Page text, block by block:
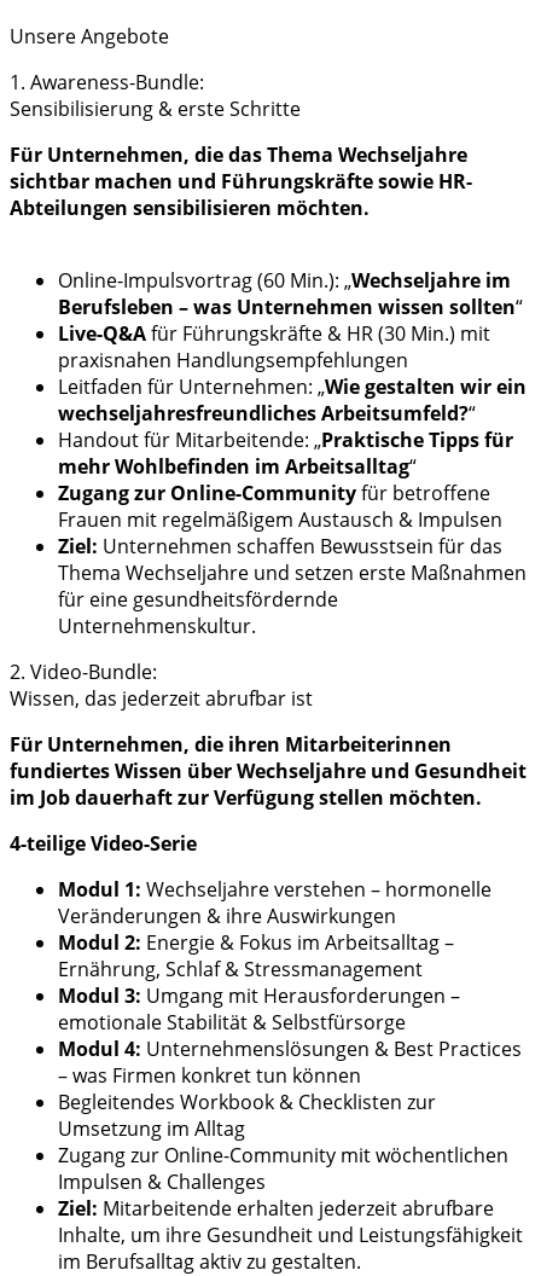
Unsere Angebote
1. Awareness-Bundle:
Sensibilisierung & erste Schritte
Für Unternehmen, die das Thema Wechseljahre
sichtbar machen und Führungskräfte sowie HR-
Abteilungen sensibilisieren möchten.
Online-Impulsvortrag (60 Min.): „Wechseljahre im
Berufsleben – was Unternehmen wissen sollten“
Live-Q&Afür Führungskräfte & HR (30 Min.) mit
praxisnahen Handlungsempfehlungen
Leitfaden für Unternehmen: „Wie gestalten wir ein
wechseljahresfreundliches Arbeitsumfeld?“
Handout für Mitarbeitende: „Praktische Tipps für
mehr Wohlbefinden im Arbeitsalltag“
Zugang zur Online-Communityfür betroffene
Frauen mit regelmäßigem Austausch & Impulsen
Ziel: Unternehmen schaffen Bewusstsein für das
Thema Wechseljahre und setzen erste Maßnahmen
für eine gesundheitsfördernde
Unternehmenskultur.
2. Video-Bundle:
Wissen, das jederzeit abrufbar ist
Für Unternehmen, die ihren Mitarbeiterinnen
fundiertes Wissen über Wechseljahre und Gesundheit
im Job dauerhaft zur Verfügung stellen möchten.
4-teilige Video-Serie
Modul 1: Wechseljahre verstehen – hormonelle
Veränderungen & ihre Auswirkungen
Modul 2: Energie & Fokus im Arbeitsalltag –
Ernährung, Schlaf & Stressmanagement
Modul 3: Umgang mit Herausforderungen –
emotionale Stabilität & Selbstfürsorge
Modul 4: Unternehmenslösungen & Best Practices
– was Firmen konkret tun können
Begleitendes Workbook & Checklisten zur
Umsetzung im Alltag
Zugang zur Online-Community mit wöchentlichen
Impulsen & Challenges
Ziel: Mitarbeitende erhalten jederzeit abrufbare
Inhalte, um ihre Gesundheit und Leistungsfähigkeit
im Berufsalltag aktiv zu gestalten.